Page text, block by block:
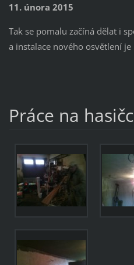
11. února 2015
Tak se pomalu začíná dělat i
a instalace nového osvětlení
Práce na